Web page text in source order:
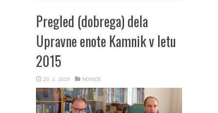
Pregled (dobrega) dela
Upravne enote Kamnik v letu
2015
20. 2. 2015 NOVICE